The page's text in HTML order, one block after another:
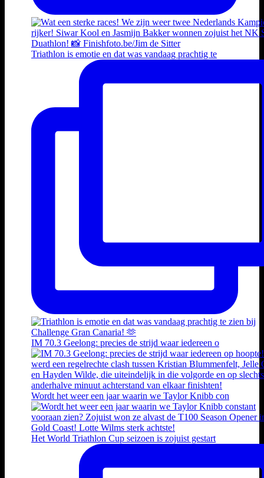
Triathlon is emotie en dat was vandaag prachtig te
IM 70.3 Geelong: precies de strijd waar iedereen o
Wordt het weer een jaar waarin we Taylor Knibb con
Het World Triathlon Cup seizoen is zojuist gestart